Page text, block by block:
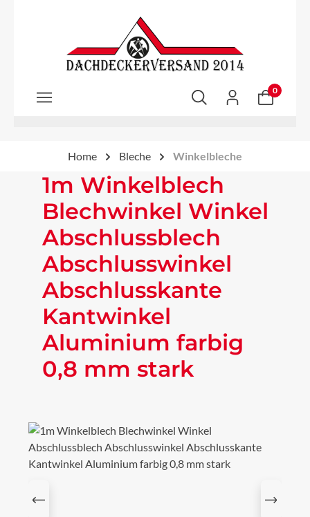
Zum Hauptinhalt springen
0
Home Bleche Winkelbleche
1m Winkelblech
Blechwinkel Winkel
Abschlussblech
Abschlusswinkel
Abschlusskante
Kantwinkel
Aluminium farbig
0,8 mm stark
Bildergalerie überspringen